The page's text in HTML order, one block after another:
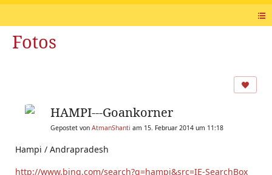
Fotos
HAMPI---Goankorner
Gepostet von AtmanShanti am 15. Februar 2014 um 11:18
Hampi / Andrapradesh
http://www.bing.com/search?q=hampi&src=IE-SearchBox